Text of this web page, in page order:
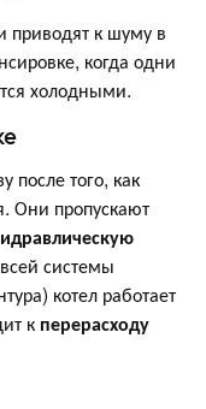
к шуму в
когда одни
холодными.
после того, как
Они пропускают
системы
котел работает
к перерасходу